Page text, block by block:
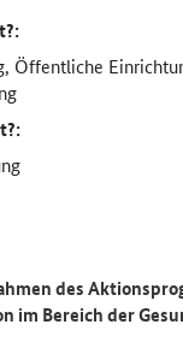
Öffentliche
des
im Bereich der